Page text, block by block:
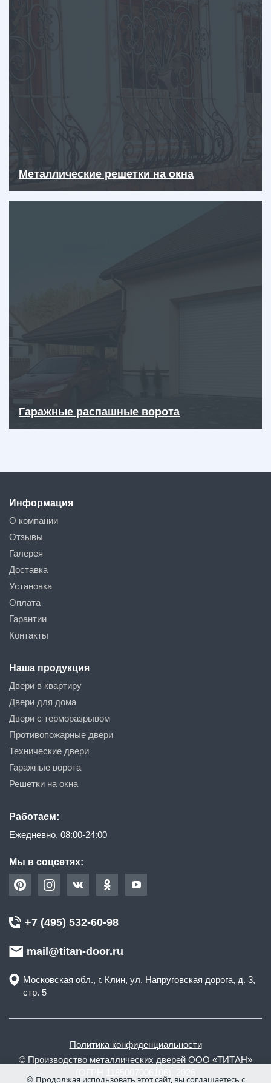
Металлические решетки на окна
Гаражные распашные ворота
Информация
О компании
Отзывы
Галерея
Доставка
Установка
Оплата
Гарантии
Контакты
Наша продукция
Двери в квартиру
Двери для дома
Двери с терморазрывом
Противопожарные двери
Технические двери
Гаражные ворота
Решетки на окна
Работаем:
Ежедневно, 08:00-24:00
Мы в соцсетях:
+7 (495) 532-60-98
mail@titan-door.ru
Московская обл., г. Клин, ул. Напруговская дорога, д. 3,
стр. 5
Политика конфиденциальности
© Производство металлических дверей ООО «ТИТАН»
🍪 Продолжая использовать этот сайт, вы соглашаетесь с